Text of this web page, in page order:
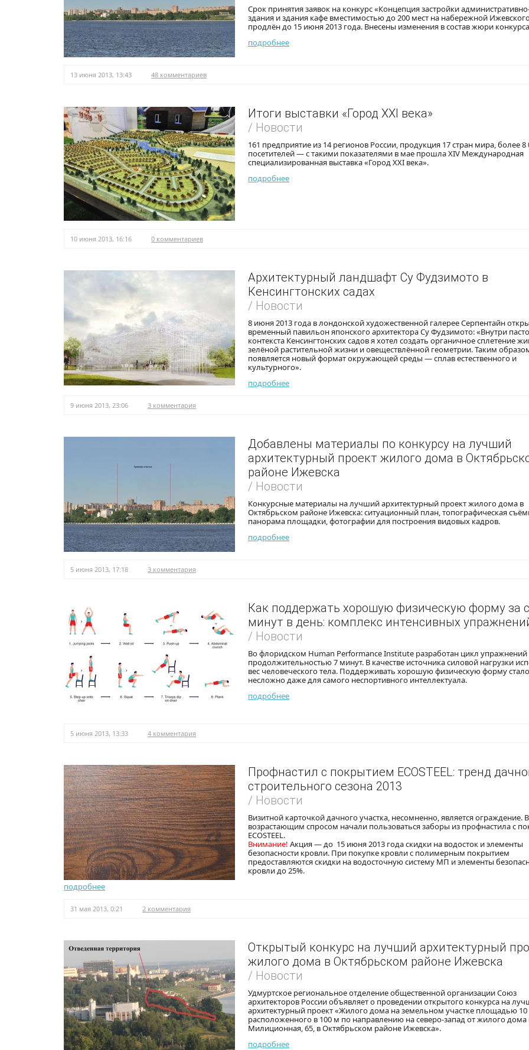
Срок принятия заявок на конкурс «Концепция застройки
здания и здания кафе вместимостью до 200 мест на набережной
продлён до 15 июня 2013 года. Внесены изменения в состав жюри
подробнее
13 июня 2013, 13:43 48 комментариев
Итоги выставки «Город XXI века»
/ Новости
161 предприятие из 14 регионов России, продукция 17 стран мира, более 8
посетителей — с такими показателями в мае прошла XIV Международная
специализированная выставка «Город XXI века».
подробнее
10 июня 2013, 16:16 0 комментариев
Архитектурный ландшафт Су Фудзимото в
Кенсингтонских садах
/ Новости
8 июня 2013 года в лондонской художественной галерее Серпентайн
временный павильон японского архитектора Су Фудзимото: «Внутри
контекста Кенсингтонских садов я хотел создать органичное сплетение
зелёной растительной жизни и овеществлённой геометрии. Таким
появляется новый формат окружающей среды — сплав естественного и
культурного».
подробнее
9 июня 2013, 23:06 3 комментария
Добавлены материалы по конкурсу на лучший
архитектурный проект жилого дома в
районе Ижевска
/ Новости
Конкурсные материалы на лучший архитектурный проект жилого дома в
Октябрьском районе Ижевска: ситуационный план, топографическая
панорама площадки, фотографии для построения видовых кадров.
подробнее
5 июня 2013, 17:18 3 комментария
Как поддержать хорошую физическую форму за
минут в день: комплекс интенсивных
/ Новости
Во флоридском Human Performance Institute разработан цикл упражнений
продолжительностью 7 минут. В качестве источника силовой нагрузки
вес человеческого тела. Поддерживать хорошую физическую форму стало
несложно даже для самого неспортивного интеллектуала.
подробнее
5 июня 2013, 13:33 4 комментария
Профнастил с покрытием ECOSTEEL: тренд
строительного сезона 2013
/ Новости
Визитной карточкой дачного участка, несомненно, является ограждение.
возрастающим спросом начали пользоваться заборы из профнастила с
ECOSTEEL.
Внимание! Акция — до 15 июня 2013 года скидки на водосток и элементы
безопасности кровли. При покупке кровли с полимерным покрытием
предоставляются скидки на водосточную систему МП и элементы
кровли до 25%.
подробнее
31 мая 2013, 0:21 2 комментария
Открытый конкурс на лучший архитектурный
жилого дома в Октябрьском районе Ижевска
/ Новости
Удмуртское региональное отделение общественной организации Союз
архитекторов России объявляет о проведении открытого конкурса на
архитектурный проект «Жилого дома на земельном участке площадью 10
расположенного в 100 м по направлению на северо-запад от жилого дома
Милиционная, 65, в Октябрьском районе Ижевска».
подробнее